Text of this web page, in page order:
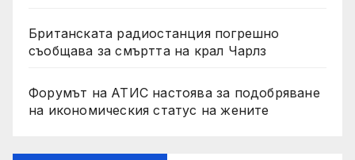
Британската радиостанция погрешно
съобщава за смъртта на крал Чарлз
Форумът на АТИС настоява за подобряване
на икономическия статус на жените